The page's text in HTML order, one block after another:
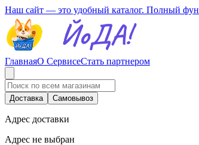
Наш сайт — это удобный каталог. Полный
ГлавнаяО СервисеСтать партнером
Доставка Самовывоз
Адрес доставки
Адрес не выбран